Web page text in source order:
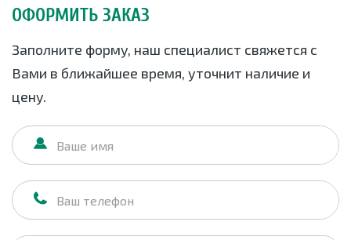
ОФОРМИТЬ ЗАКАЗ
Заполните форму, наш специалист свяжется с
Вами в ближайшее время, уточнит наличие и
цену.